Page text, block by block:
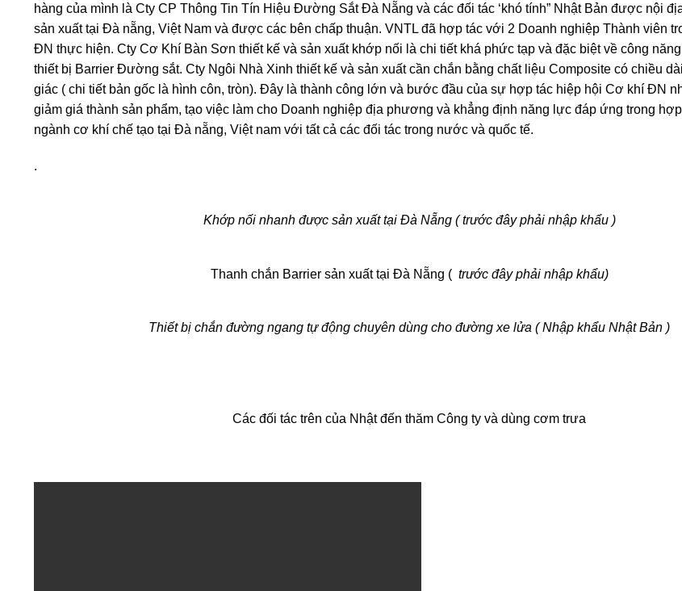
hàng của mình là Cty CP Thông Tin Tín Hiệu Đường Sắt Đà Nẵng và các đối tác ‘khó tính” Nhật Bản được nội
sản xuất tại Đà nẵng, Việt Nam và được các bên chấp thuận. VNTL đã hợp tác với 2 Doanh nghiệp Thành viên
ĐN thực hiện. Cty Cơ Khí Bàn Sơn thiết kế và sản xuất khớp nối là chi tiết khá phức tạp và đặc biệt về công
thiết bị Barrier Đường sắt. Cty Ngôi Nhà Xinh thiết kế và sản xuất cần chắn bằng chất liệu Composite có chiều
giác ( chi tiết bản gốc là hình côn, tròn). Đây là thành công lớn và bước đầu của sự hợp tác hiệp hội Cơ khí ĐN
giảm giá thành sản phẩm, tạo việc làm cho Doanh nghiệp địa phương và khẳng định năng lực đáp ứng trong
ngành cơ khí chế tạo tại Đà nẵng, Việt nam với tất cả các đối tác trong nước và quốc tế.
.
Khớp nối nhanh được sản xuất tại Đà Nẵng ( trước đây phải nhập khẩu )
Thanh chắn Barrier sản xuất tại Đà Nẵng ( trước đây phải nhập khẩu)
Thiết bị chắn đường ngang tự động chuyên dùng cho đường xe lửa ( Nhập khẩu Nhật Bản )
Các đối tác trên của Nhật đến thăm Công ty và dùng cơm trưa